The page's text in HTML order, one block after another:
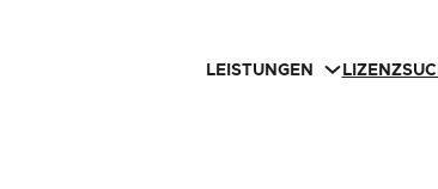
LEISTUNGEN